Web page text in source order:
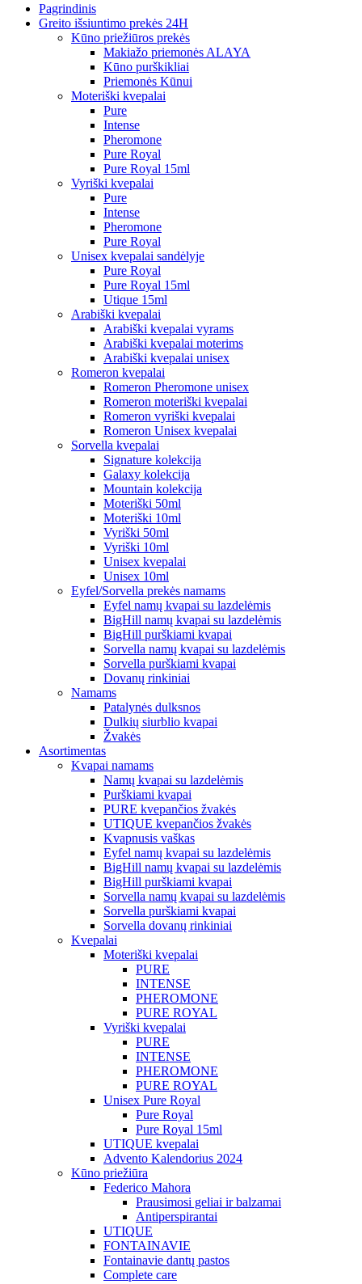
Pagrindinis
Greito išsiuntimo prekės 24H
Kūno priežiūros prekės
Makiažo priemonės ALAYA
Kūno purškikliai
Priemonės Kūnui
Moteriški kvepalai
Pure
Intense
Pheromone
Pure Royal
Pure Royal 15ml
Vyriški kvepalai
Pure
Intense
Pheromone
Pure Royal
Unisex kvepalai sandėlyje
Pure Royal
Pure Royal 15ml
Utique 15ml
Arabiški kvepalai
Arabiški kvepalai vyrams
Arabiški kvepalai moterims
Arabiški kvepalai unisex
Romeron kvepalai
Romeron Pheromone unisex
Romeron moteriški kvepalai
Romeron vyriški kvepalai
Romeron Unisex kvepalai
Sorvella kvepalai
Signature kolekcija
Galaxy kolekcija
Mountain kolekcija
Moteriški 50ml
Moteriški 10ml
Vyriški 50ml
Vyriški 10ml
Unisex kvepalai
Unisex 10ml
Eyfel/Sorvella prekės namams
Eyfel namų kvapai su lazdelėmis
BigHill namų kvapai su lazdelėmis
BigHill purškiami kvapai
Sorvella namų kvapai su lazdelėmis
Sorvella purškiami kvapai
Dovanų rinkiniai
Namams
Patalynės dulksnos
Dulkių siurblio kvapai
Žvakės
Asortimentas
Kvapai namams
Namų kvapai su lazdelėmis
Purškiami kvapai
PURE kvepančios žvakės
UTIQUE kvepančios žvakės
Kvapnusis vaškas
Eyfel namų kvapai su lazdelėmis
BigHill namų kvapai su lazdelėmis
BigHill purškiami kvapai
Sorvella namų kvapai su lazdelėmis
Sorvella purškiami kvapai
Sorvella dovanų rinkiniai
Kvepalai
Moteriški kvepalai
PURE
INTENSE
PHEROMONE
PURE ROYAL
Vyriški kvepalai
PURE
INTENSE
PHEROMONE
PURE ROYAL
Unisex Pure Royal
Pure Royal
Pure Royal 15ml
UTIQUE kvepalai
Advento Kalendorius 2024
Kūno priežiūra
Federico Mahora
Prausimosi geliai ir balzamai
Antiperspirantai
UTIQUE
FONTAINAVIE
Fontainavie dantų pastos
Complete care